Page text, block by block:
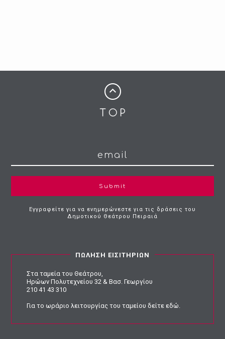
Submit
Εγγραφείτε για να ενημερώνεστε για τις δράσεις του
Δημοτικού Θεάτρου Πειραιά
ΠΩΛΗΣΗ ΕΙΣΙΤΗΡΙΩΝ
Στα ταμεία του Θεάτρου,
Ηρώων Πολυτεχνείου 32 & Βασ. Γεωργίου
210 41 43 310
Για το ωράριο λειτουργίας του ταμείουδείτε εδώ.